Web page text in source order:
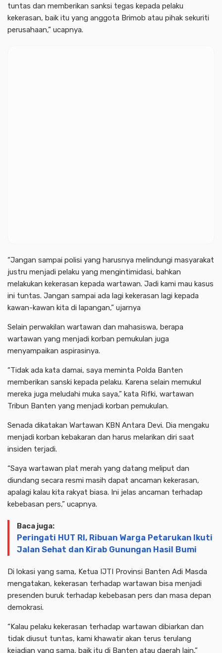
tuntas dan memberikan sanksi tegas kepada pelaku
kekerasan, baik itu yang anggota Brimob atau pihak sekuriti
perusahaan,” ucapnya.
“Jangan sampai polisi yang harusnya melindungi masyarakat
justru menjadi pelaku yang mengintimidasi, bahkan
melakukan kekerasan kepada wartawan. Jadi kami mau kasus
ini tuntas. Jangan sampai ada lagi kekerasan lagi kepada
kawan-kawan kita di lapangan,” ujarnya
Selain perwakilan wartawan dan mahasiswa, berapa
wartawan yang menjadi korban pemukulan juga
menyampaikan aspirasinya.
“Tidak ada kata damai, saya meminta Polda Banten
memberikan sanski kepada pelaku. Karena selain memukul
mereka juga meludahi muka saya,” kata Rifki, wartawan
Tribun Banten yang menjadi korban pemukulan.
Senada dikatakan Wartawan KBN Antara Devi. Dia mengaku
menjadi korban kebakaran dan harus melarikan diri saat
insiden terjadi.
“Saya wartawan plat merah yang datang meliput dan
diundang secara resmi masih dapat ancaman kekerasan,
apalagi kalau kita rakyat biasa. Ini jelas ancaman terhadap
kebebasan pers,” ucapnya.
Baca juga:
Peringati HUT RI, Ribuan Warga Petarukan Ikuti
Jalan Sehat dan Kirab Gunungan Hasil Bumi
Di lokasi yang sama, Ketua IJTI Provinsi Banten Adi Masda
mengatakan, kekerasan terhadap wartawan bisa menjadi
presenden buruk terhadap kebebasan pers dan masa depan
demokrasi.
“Kalau pelaku kekerasan terhadap wartawan dibiarkan dan
tidak diusut tuntas, kami khawatir akan terus terulang
kejadian yang sama, baik itu di Banten atau daerah lain,”